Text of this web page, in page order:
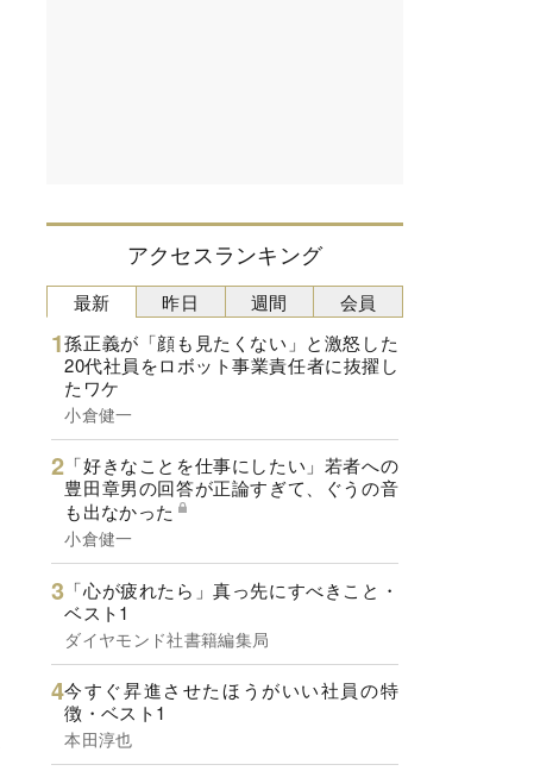
アクセスランキング
最新
孫正義が「顔も見たくない」と激怒した
20代社員をロボット事業責任者に抜擢し
たワケ
小倉健一
「好きなことを仕事にしたい」若者への
豊田章男の回答が正論すぎて、ぐうの音
も出なかった
小倉健一
「心が疲れたら」真っ先にすべきこと・
ベスト1
ダイヤモンド社書籍編集局
今すぐ昇進させたほうがいい社員の特
徴・ベスト1
本田淳也
昨日 週間 会員